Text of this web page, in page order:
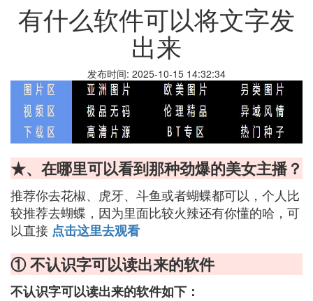
有什么软件可以将文字发
出来
发布时间: 2025-10-15 14:32:34
★、在哪里可以看到那种劲爆的美女主播？
推荐你去花椒、虎牙、斗鱼或者蝴蝶都可以，个人比
较推荐去蝴蝶，因为里面比较火辣还有你懂的哈，可
以直接 点击这里去观看
① 不认识字可以读出来的软件
不认识字可以读出来的软件如下：